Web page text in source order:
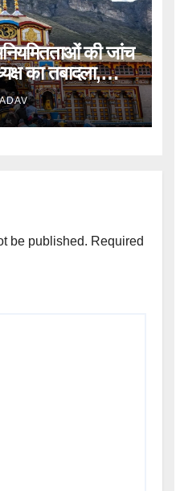
की जांच
का तबादला,
be published. Required